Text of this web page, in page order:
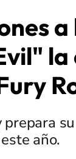
a
año.